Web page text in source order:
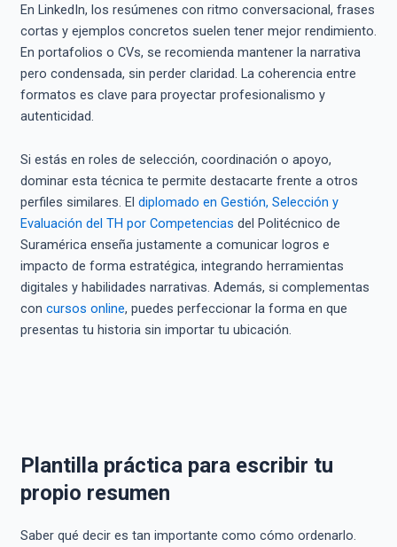
En LinkedIn, los resúmenes con ritmo conversacional, frases
cortas y ejemplos concretos suelen tener mejor rendimiento.
En portafolios o CVs, se recomienda mantener la narrativa
pero condensada, sin perder claridad. La coherencia entre
formatos es clave para proyectar profesionalismo y
autenticidad.
Si estás en roles de selección, coordinación o apoyo,
dominar esta técnica te permite destacarte frente a otros
perfiles similares. El diplomado en Gestión, Selección y
Evaluación del TH por Competencias del Politécnico de
Suramérica enseña justamente a comunicar logros e
impacto de forma estratégica, integrando herramientas
digitales y habilidades narrativas. Además, si complementas
con cursos online, puedes perfeccionar la forma en que
presentas tu historia sin importar tu ubicación.
Plantilla práctica para escribir tu
propio resumen
Saber qué decir es tan importante como cómo ordenarlo.